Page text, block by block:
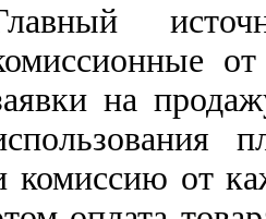
на
комиссию от